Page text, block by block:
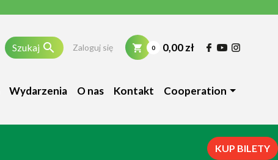
Szukaj  Zaloguj się 0 0,00 zł
Wydarzenia O nas Kontakt Cooperation
KUP BILETY